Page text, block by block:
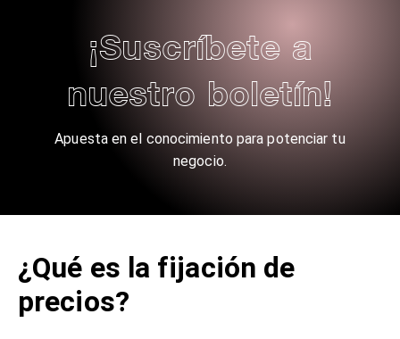
¡Suscríbete a
nuestro boletín!
Apuesta en el conocimiento para potenciar tu
negocio.
¿Qué es la fijación de
precios?